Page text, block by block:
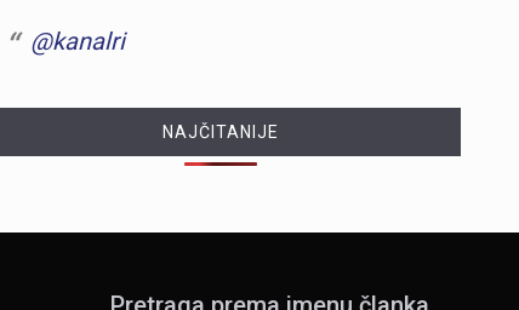
@kanalri
NAJČITANIJE